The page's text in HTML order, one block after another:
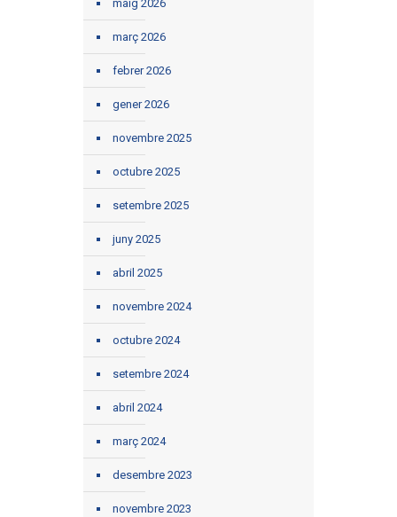
maig 2026
març 2026
febrer 2026
gener 2026
novembre 2025
octubre 2025
setembre 2025
juny 2025
abril 2025
novembre 2024
octubre 2024
setembre 2024
abril 2024
març 2024
desembre 2023
novembre 2023